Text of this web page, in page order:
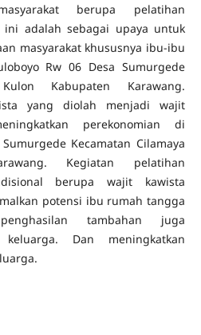
berupa pelatihan
adalah sebagai upaya untuk
masyarakat khususnya ibu-ibu
Rw 06 Desa Sumurgede
Kabupaten Karawang.
yang diolah menjadi wajit
perekonomian di
Kecamatan Cilamaya
Kegiatan pelatihan
berupa wajit kawista
potensi ibu rumah tangga
tambahan juga
Dan meningkatkan